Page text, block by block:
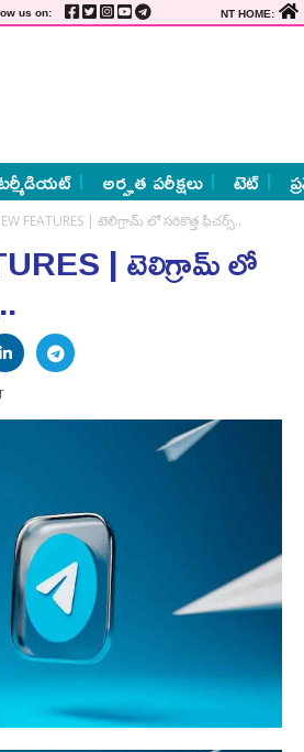
us on: NT HOME:
అర్హత పరీక్షలు టెట్
FEATURES | టెలిగ్రామ్ లో సరికొత్త ఫీచర్స్..
| టెలిగ్రామ్ లో